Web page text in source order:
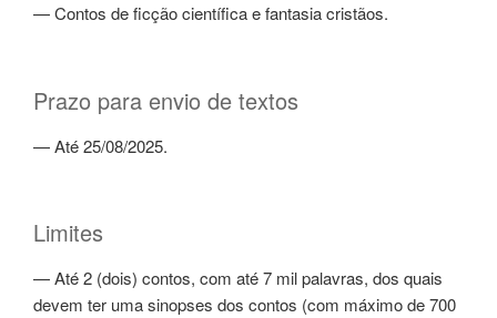
— Contos de ficção científica e fantasia cristãos.
Prazo para envio de textos
— Até 25/08/2025.
Limites
— Até 2 (dois) contos, com até 7 mil palavras, dos quais
devem ter uma sinopses dos contos (com máximo de 700